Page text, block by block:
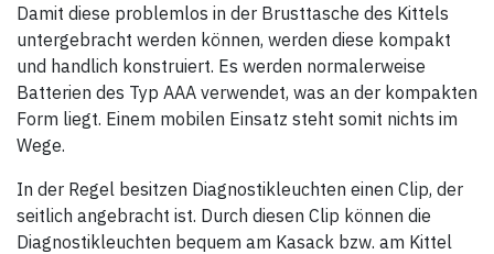
Damit diese problemlos in der Brusttasche des Kittels
untergebracht werden können, werden diese kompakt
und handlich konstruiert. Es werden normalerweise
Batterien des Typ AAA verwendet, was an der kompakten
Form liegt. Einem mobilen Einsatz steht somit nichts im
Wege.
In der Regel besitzen Diagnostikleuchten einen Clip, der
seitlich angebracht ist. Durch diesen Clip können die
Diagnostikleuchten bequem am Kasack bzw. am Kittel